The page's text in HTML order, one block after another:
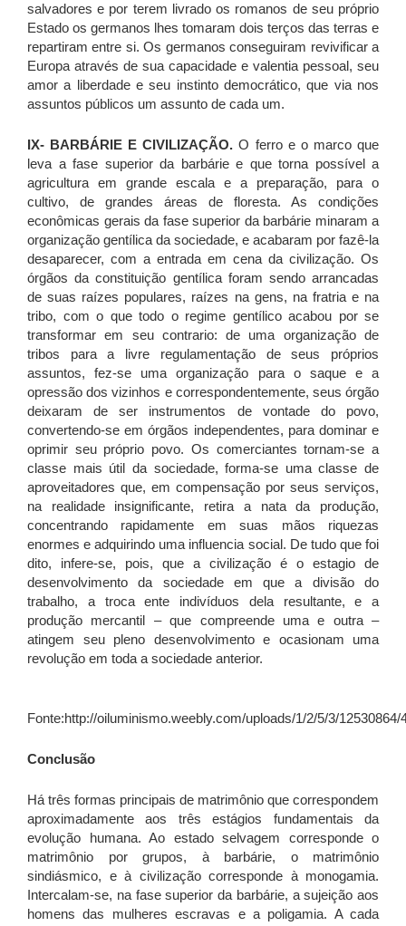
salvadores e por terem livrado os romanos de seu próprio
Estado os germanos lhes tomaram dois terços das terras e
repartiram entre si. Os germanos conseguiram revivificar a
Europa através de sua capacidade e valentia pessoal, seu
amor a liberdade e seu instinto democrático, que via nos
assuntos públicos um assunto de cada um.
IX- BARBÁRIE E CIVILIZAÇÃO. O ferro e o marco que
leva a fase superior da barbárie e que torna possível a
agricultura em grande escala e a preparação, para o
cultivo, de grandes áreas de floresta. As condições
econômicas gerais da fase superior da barbárie minaram a
organização gentílica da sociedade, e acabaram por fazê-la
desaparecer, com a entrada em cena da civilização. Os
órgãos da constituição gentílica foram sendo arrancadas
de suas raízes populares, raízes na gens, na fratria e na
tribo, com o que todo o regime gentílico acabou por se
transformar em seu contrario: de uma organização de
tribos para a livre regulamentação de seus próprios
assuntos, fez-se uma organização para o saque e a
opressão dos vizinhos e correspondentemente, seus órgão
deixaram de ser instrumentos de vontade do povo,
convertendo-se em órgãos independentes, para dominar e
oprimir seu próprio povo. Os comerciantes tornam-se a
classe mais útil da sociedade, forma-se uma classe de
aproveitadores que, em compensação por seus serviços,
na realidade insignificante, retira a nata da produção,
concentrando rapidamente em suas mãos riquezas
enormes e adquirindo uma influencia social. De tudo que foi
dito, infere-se, pois, que a civilização é o estagio de
desenvolvimento da sociedade em que a divisão do
trabalho, a troca ente indivíduos dela resultante, e a
produção mercantil – que compreende uma e outra –
atingem seu pleno desenvolvimento e ocasionam uma
revolução em toda a sociedade anterior.
Fonte:http://oiluminismo.weebly.com/uploads/1/2/5/3/12530864/
Conclusão
Há três formas principais de matrimônio que correspondem
aproximadamente aos três estágios fundamentais da
evolução humana. Ao estado selvagem corresponde o
matrimônio por grupos, à barbárie, o matrimônio
sindiásmico, e à civilização corresponde à monogamia.
Intercalam-se, na fase superior da barbárie, a sujeição aos
homens das mulheres escravas e a poligamia. A cada